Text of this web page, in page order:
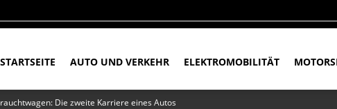
STARTSEITE AUTO UND VERKEHR ELEKTROMOBILITÄT
Die zweite Karriere eines Autos